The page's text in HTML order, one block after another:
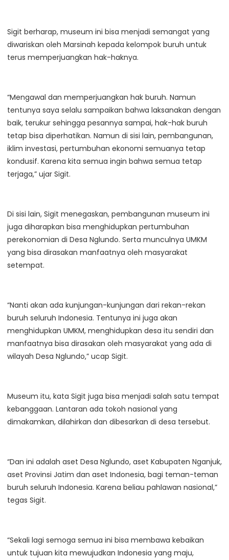
Sigit berharap, museum ini bisa menjadi semangat yang
diwariskan oleh Marsinah kepada kelompok buruh untuk
terus memperjuangkan hak-haknya.
“Mengawal dan memperjuangkan hak buruh. Namun
tentunya saya selalu sampaikan bahwa laksanakan dengan
baik, terukur sehingga pesannya sampai, hak-hak buruh
tetap bisa diperhatikan. Namun di sisi lain, pembangunan,
iklim investasi, pertumbuhan ekonomi semuanya tetap
kondusif. Karena kita semua ingin bahwa semua tetap
terjaga,” ujar Sigit.
Di sisi lain, Sigit menegaskan, pembangunan museum ini
juga diharapkan bisa menghidupkan pertumbuhan
perekonomian di Desa Nglundo. Serta munculnya UMKM
yang bisa dirasakan manfaatnya oleh masyarakat
setempat.
“Nanti akan ada kunjungan-kunjungan dari rekan-rekan
buruh seluruh Indonesia. Tentunya ini juga akan
menghidupkan UMKM, menghidupkan desa itu sendiri dan
manfaatnya bisa dirasakan oleh masyarakat yang ada di
wilayah Desa Nglundo,” ucap Sigit.
Museum itu, kata Sigit juga bisa menjadi salah satu tempat
kebanggaan. Lantaran ada tokoh nasional yang
dimakamkan, dilahirkan dan dibesarkan di desa tersebut.
“Dan ini adalah aset Desa Nglundo, aset Kabupaten Nganjuk,
aset Provinsi Jatim dan aset Indonesia, bagi teman-teman
buruh seluruh Indonesia. Karena beliau pahlawan nasional,”
tegas Sigit.
“Sekali lagi semoga semua ini bisa membawa kebaikan
untuk tujuan kita mewujudkan Indonesia yang maju,